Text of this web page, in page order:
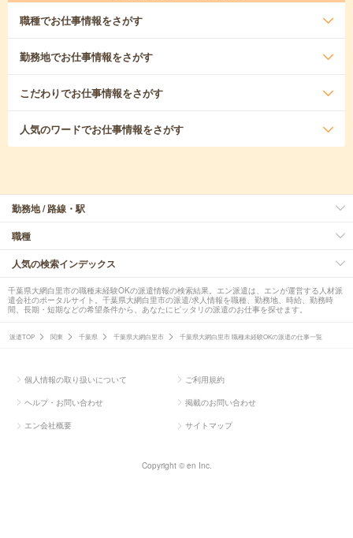
職種でお仕事情報をさがす
勤務地でお仕事情報をさがす
こだわりでお仕事情報をさがす
人気のワードでお仕事情報をさがす
勤務地 / 路線・駅
職種
人気の検索インデックス
千葉県大網白里市の職種未経験OKの派遣情報の検索結果。エン派遣は、エンが運営する人材派
遣会社のポータルサイト。千葉県大網白里市の派遣/求人情報を職種、勤務地、時給、勤務時
間、長期・短期などの希望条件から、あなたにピッタリの派遣のお仕事を探せます。
派遣TOP 関東 千葉県 千葉県大網白里市 千葉県大網白里市 職種未経験OKの派遣の仕事一覧
個人情報の取り扱いについて ご利用規約
ヘルプ・お問い合わせ 掲載のお問い合わせ
エン会社概要 サイトマップ
Copyright © en Inc.